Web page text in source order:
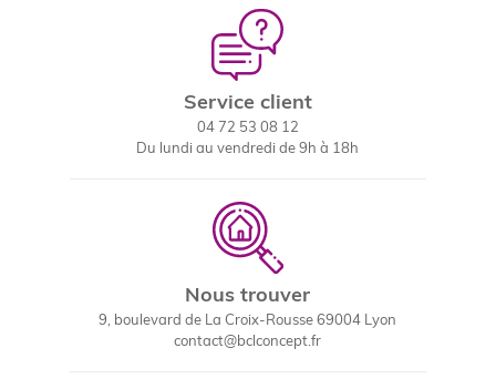
Service client
04 72 53 08 12
Du lundi au vendredi de 9h à 18h
Nous trouver
9, boulevard de La Croix-Rousse 69004 Lyon
contact@bclconcept.fr